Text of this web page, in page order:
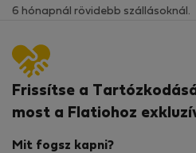
6 hónapnál rövidebb szállásoknál.
Frissítse a
most a Flatiohoz
Mit fogsz kapni?